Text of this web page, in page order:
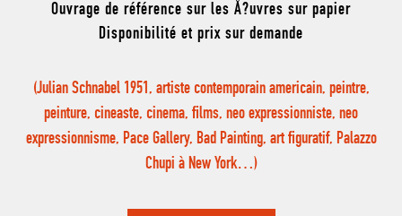
Ouvrage de référence sur les Å?uvres sur papier
Disponibilité et prix sur demande
(Julian Schnabel 1951, artiste contemporain americain, peintre,
peinture, cineaste, cinema, films, neo expressionniste, neo
expressionnisme, Pace Gallery, Bad Painting, art figuratif, Palazzo
Chupi à New York…)